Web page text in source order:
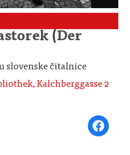
(Der
slovenske čitalnice
Kalchberggasse 2
Share on